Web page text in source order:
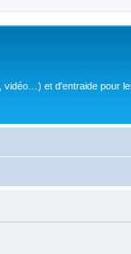
et d'entraide pour